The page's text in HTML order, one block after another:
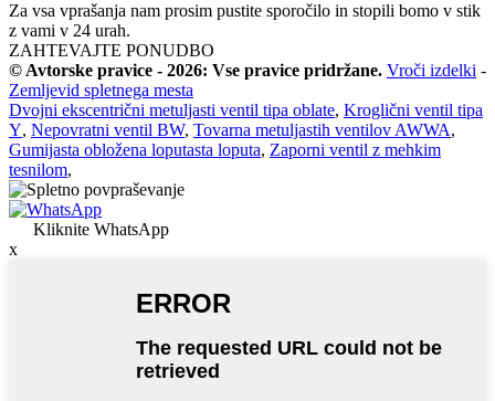
Za vsa vprašanja nam prosim pustite sporočilo in stopili bomo v stik
z vami v 24 urah.
ZAHTEVAJTE PONUDBO
© Avtorske pravice - 2026: Vse pravice pridržane. Vroči izdelki -
Zemljevid spletnega mesta
Dvojni ekscentrični metuljasti ventil tipa oblate, Kroglični ventil tipa
Y, Nepovratni ventil BW, Tovarna metuljastih ventilov AWWA,
Gumijasta obložena loputasta loputa, Zaporni ventil z mehkim
tesnilom,
Kliknite WhatsApp
x